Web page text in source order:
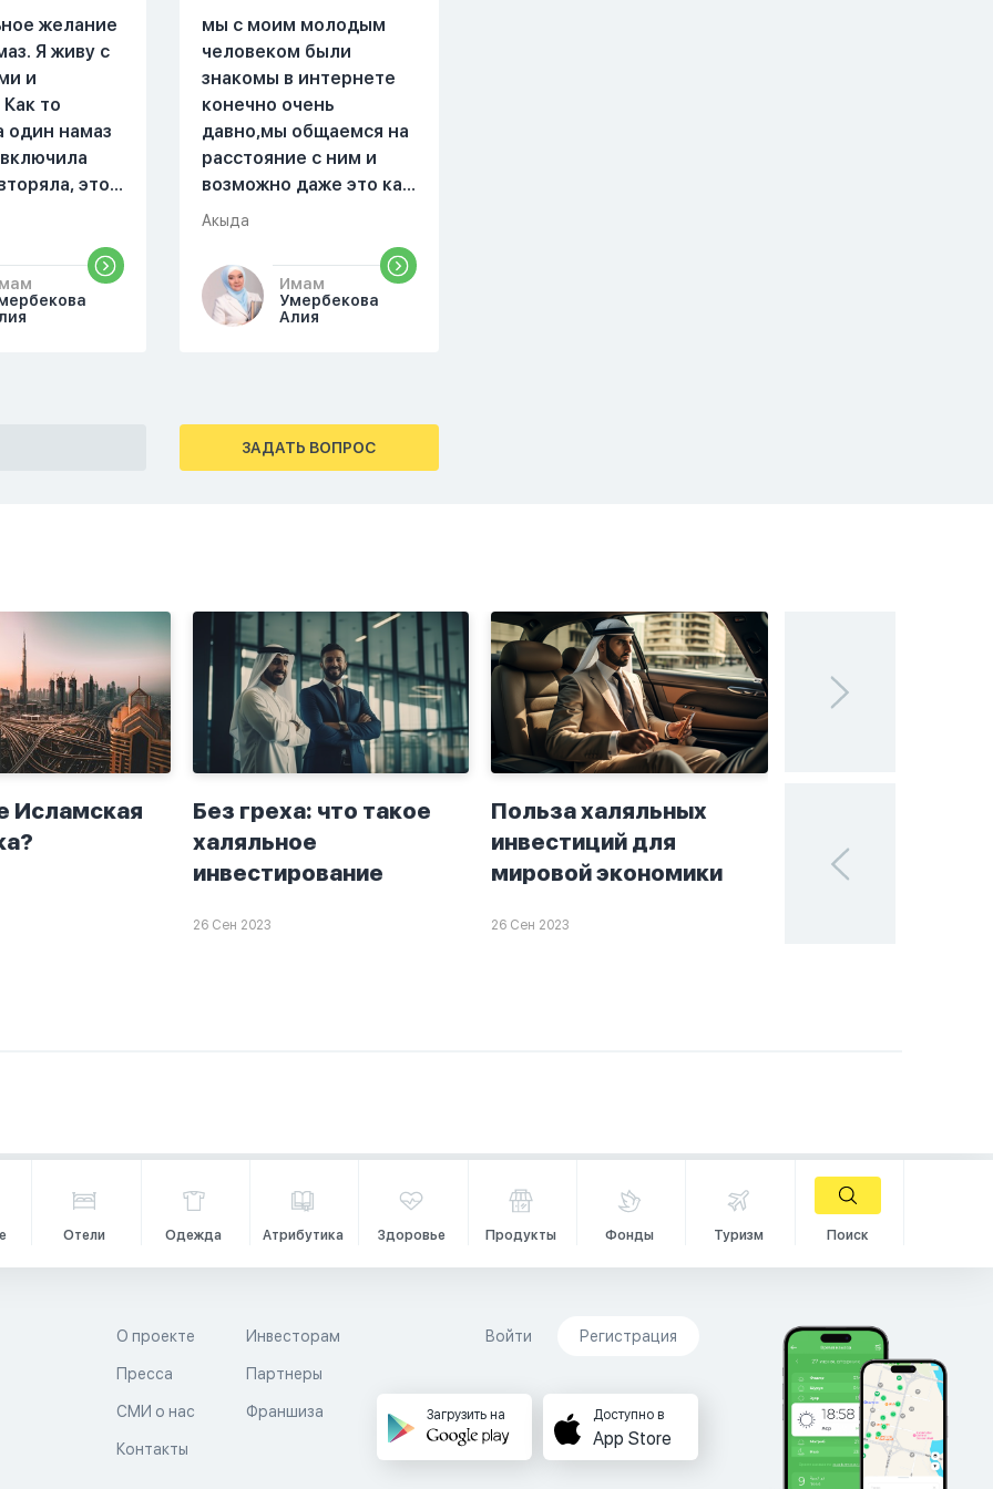
желание
Я живу с
и
то
один намаз
это
сестра.
почему ты
Ты
себя.
От родных
мы с моим молодым
человеком были
знакомы в интернете
конечно очень
давно,мы общаемся на
расстояние с ним и
возможно даже это как
то помешало,знаю о 17
прочитать два раза
истихар намаз,первый
раз я прочитала до
спокойно и в голову
начали лезть только
хорошие мысли,во
переводом на
русский,потому что
боялась ошибиться и
то что намаз не
примется,совершила
истихар во время
тахаджуд...
Акыда
Имам
Умербекова
Алия
ЗАДАТЬ ВОПРОС
Исламская
Без греха: что такое
халяльное
инвестирование
26 Сен 2023
Польза халяльных
инвестиций для
мировой экономики
26 Сен 2023
поисках
в мире
Отели Одежда Атрибутика Здоровье Продукты Фонды Туризм Поиск
О проекте
Пресса
СМИ о нас
Контакты
Инвесторам
Партнеры
Франшиза
Войти Регистрация
Загрузить на Доступно в
App Store